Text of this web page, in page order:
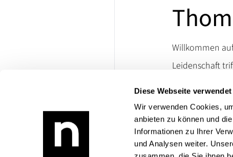
Diese Webseite
Wir verwenden Cookies,
anbieten zu können und
Informationen zu Ihrer
und Analysen weiter.
Willkommen
Leidenschaft
lassen.
die Welt
Bei